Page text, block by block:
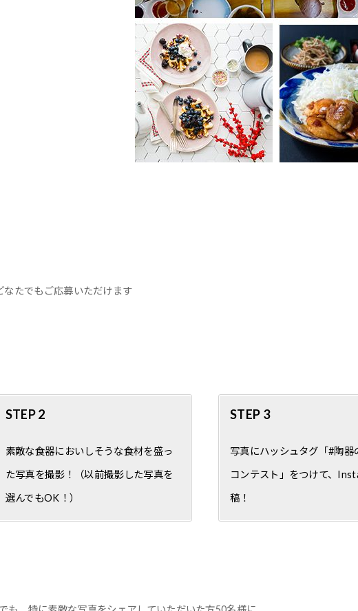
なたでもご応募いただけます
STEP 2
素敵な食器においしそうな食材を盛っ
た写真を撮影！（以前撮影した写真を
選んでもOK！）
STEP 3
写真にハッシュタグ「#陶器
コンテスト」をつけて、
稿！